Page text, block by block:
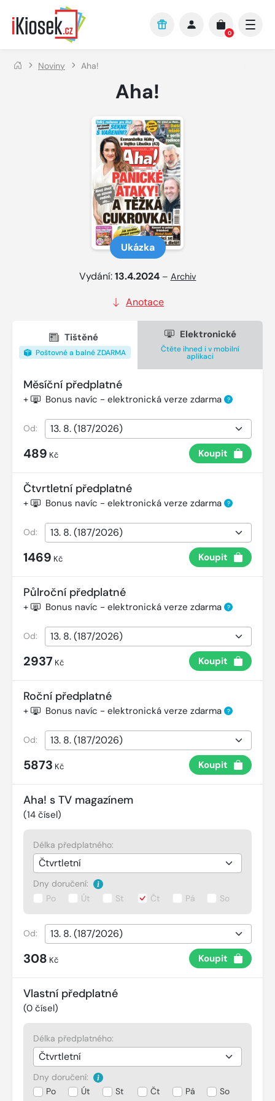
Přejít na hlavní obsah
0
Noviny Aha!
Aha!
Ukázka
Vydání:13.4.2024 – Archiv
Anotace
Tištěné
Poštovné a balné ZDARMA
Elektronické
Čtěte ihned i v mobilní
aplikaci
Měsíční předplatné
+ Bonus navíc - elektronická verze zdarma ?
Od:
489 Kč Koupit
Čtvrtletní předplatné
+ Bonus navíc - elektronická verze zdarma ?
Od:
1469 Kč Koupit
Půlroční předplatné
+ Bonus navíc - elektronická verze zdarma ?
Od:
2937 Kč Koupit
Roční předplatné
+ Bonus navíc - elektronická verze zdarma ?
Od:
5873 Kč Koupit
Aha! s TV magazínem
(14 čísel)
Délka předplatného:
Dny doručení:
Po
Út St Čt Pá So
Od:
308 Kč Koupit
Vlastní předplatné
(0 čísel)
Délka předplatného:
Dny doručení:
Po
Út St Čt Pá So